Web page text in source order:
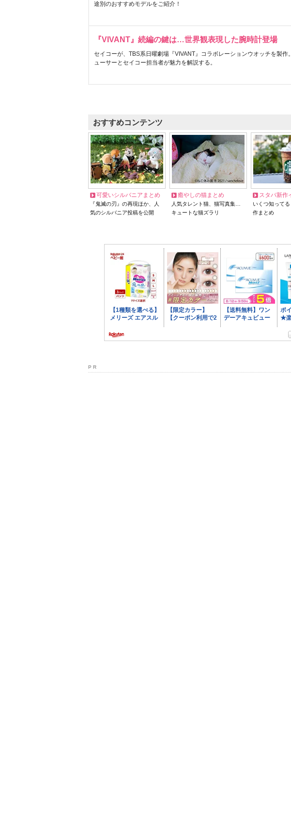
途別のおすすめモデルをご紹介！
『VIVANT』続編の鍵は…世界観表現した腕時計登場
セイコーが、TBS系日曜劇場『VIVANT』コラボレーションウオッチを製作
ューサーとセイコー担当者が魅力を解説する。
おすすめコンテンツ
可愛いシルバニアまとめ
『鬼滅の刃』の再現ほか、人
気のシルバニア投稿を公開
癒やしの猫まとめ
人気タレント猫、猫写真集…
キュートな猫ズラリ
スタバ新作
いくつ知って
作まとめ
P R